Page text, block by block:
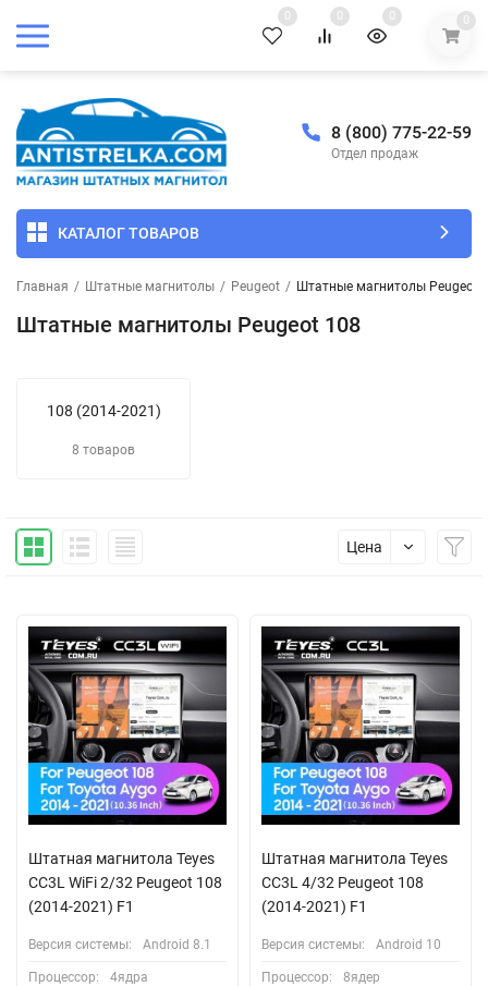
0 0 0 0
8 (800) 775-22-59
Отдел продаж
КАТАЛОГ ТОВАРОВ
Главная / Штатные магнитолы / Peugeot / Штатные магнитолы Peugeot
Штатные магнитолы Peugeot 108
108 (2014-2021)
8 товаров
Цена
Штатная магнитола Teyes
CC3L WiFi 2/32 Peugeot 108
(2014-2021) F1
Версия системы: Android 8.1
Процессор: 4ядра
Штатная магнитола Teyes
CC3L 4/32 Peugeot 108
(2014-2021) F1
Версия системы: Android 10
Процессор: 8ядер